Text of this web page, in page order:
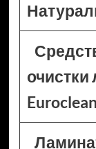
очистки